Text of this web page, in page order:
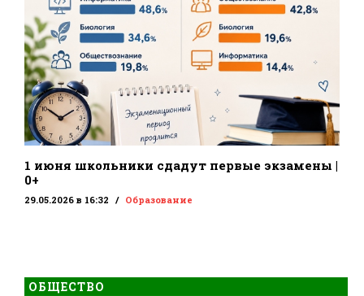
1 июня школьники сдадут первые экзамены |
0+
29.05.2026 в 16:32 Образование
ОБЩЕСТВО